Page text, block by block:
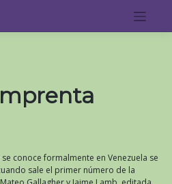
conoce formalmente en Venezuela se
sale el primer número de la